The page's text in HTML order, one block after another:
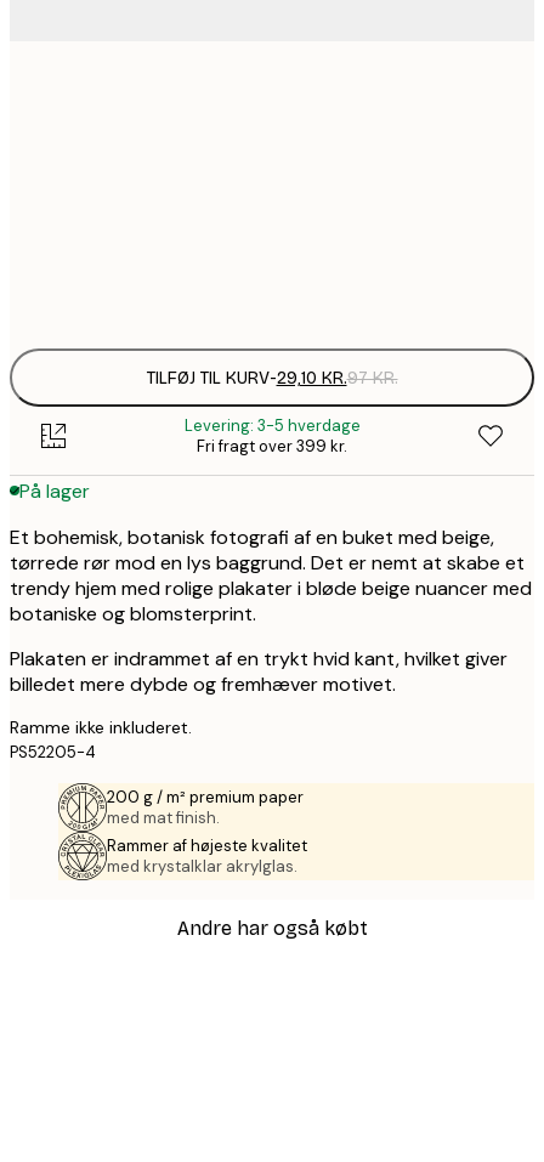
TILFØJ TIL KURV-29,10 KR.97 KR.
Levering: 3-5 hverdage
Fri fragt over 399 kr.
På lager
Et bohemisk, botanisk fotografi af en buket med beige,
tørrede rør mod en lys baggrund. Det er nemt at skabe et
trendy hjem med rolige plakater i bløde beige nuancer med
botaniske og blomsterprint.
Plakaten er indrammet af en trykt hvid kant, hvilket giver
billedet mere dybde og fremhæver motivet.
Ramme ikke inkluderet.
PS52205-4
200 g / m² premium paper
med mat finish.
Rammer af højeste kvalitet
med krystalklar akrylglas.
Andre har også købt